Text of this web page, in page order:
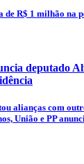
de R$ 1 milhão na
deputado
alianças com
União e PP